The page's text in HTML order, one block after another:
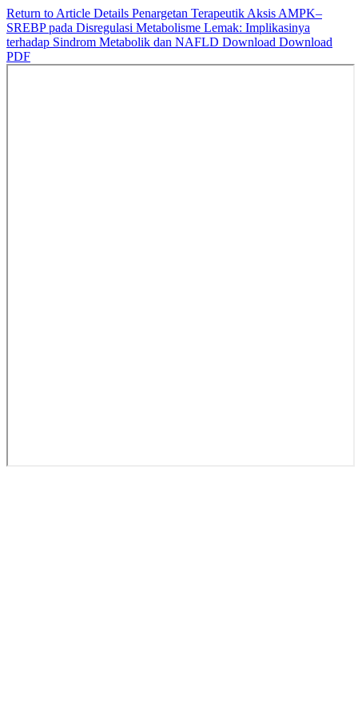
Return to Article Details Penargetan Terapeutik Aksis AMPK–
SREBP pada Disregulasi Metabolisme Lemak: Implikasinya
terhadap Sindrom Metabolik dan NAFLD Download Download
PDF